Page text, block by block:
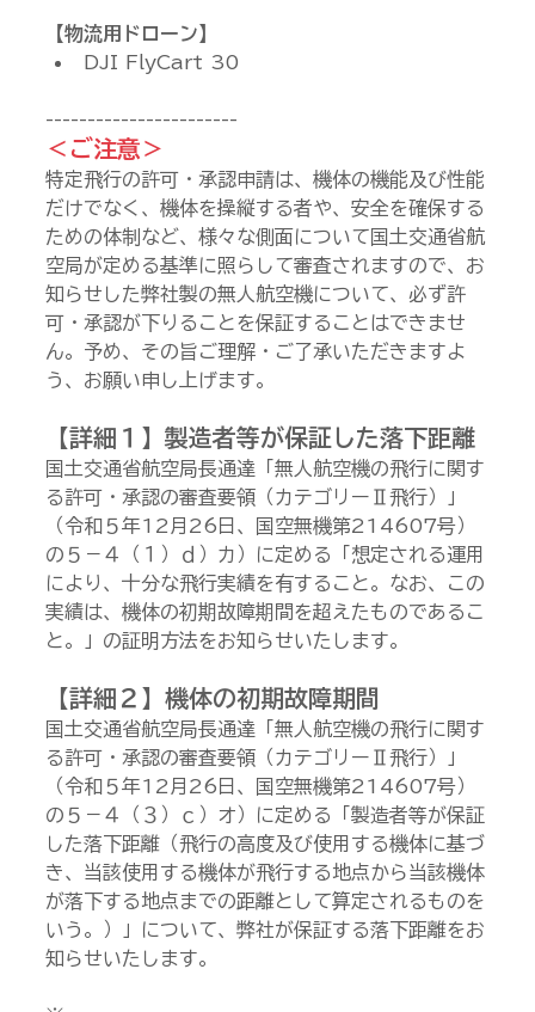
【物流用ドローン】
DJI FlyCart 30
-----------------------
＜ご注意＞
特定飛行の許可・承認申請は、機体の機能及び性能
だけでなく、機体を操縦する者や、安全を確保する
ための体制など、様々な側面について国土交通省航
空局が定める基準に照らして審査されますので、お
知らせした弊社製の無人航空機について、必ず許
可・承認が下りることを保証することはできませ
ん。予め、その旨ご理解・ご了承いただきますよ
う、お願い申し上げます。
【詳細１】製造者等が保証した落下距離
国土交通省航空局長通達「無人航空機の飛行に関す
る許可・承認の審査要領（カテゴリーⅡ飛行）」
（令和５年12月26日、国空無機第214607号）
の５－４（１）ｄ）カ）に定める「想定される運用
により、十分な飛行実績を有すること。なお、この
実績は、機体の初期故障期間を超えたものであるこ
と。」の証明方法をお知らせいたします。
【詳細２】機体の初期故障期間
国土交通省航空局長通達「無人航空機の飛行に関す
る許可・承認の審査要領（カテゴリーⅡ飛行）」
（令和５年12月26日、国空無機第214607号）
の５－４（３）ｃ）オ）に定める「製造者等が保証
した落下距離（飛行の高度及び使用する機体に基づ
き、当該使用する機体が飛行する地点から当該機体
が落下する地点までの距離として算定されるものを
いう。）」について、弊社が保証する落下距離をお
知らせいたします。